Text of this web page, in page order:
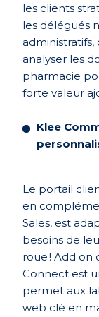
les clients
les délégués
administratifs,
analyser les
pharmacie
forte valeur
Klee
Le portail
en
Sales, est
besoins de
roue ! Add on
Connect est
permet aux
web clé en